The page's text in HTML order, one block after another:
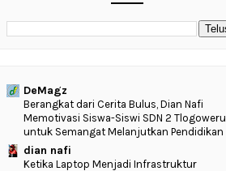
DeMagz
‎Berangkat dari Cerita Bulus, Dian Nafi
Memotivasi Siswa-Siswi SDN 2 Tlogoweru
untuk Semangat Melanjutkan Pendidikan
dian nafi
Ketika Laptop Menjadi Infrastruktur